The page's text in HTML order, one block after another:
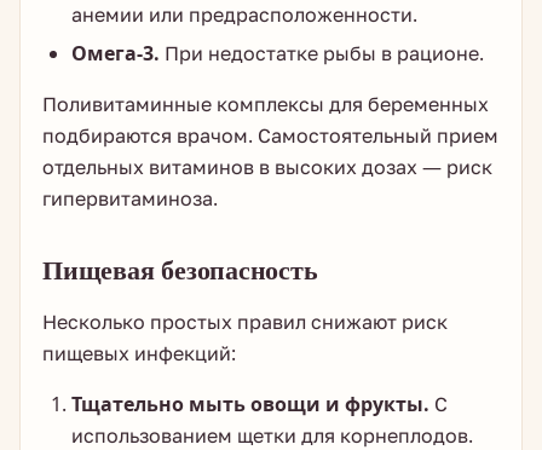
анемии или предрасположенности.
Омега-3. При недостатке рыбы в рационе.
Поливитаминные комплексы для беременных
подбираются врачом. Самостоятельный прием
отдельных витаминов в высоких дозах — риск
гипервитаминоза.
Пищевая безопасность
Несколько простых правил снижают риск
пищевых инфекций:
Тщательно мыть овощи и фрукты. С
использованием щетки для корнеплодов.